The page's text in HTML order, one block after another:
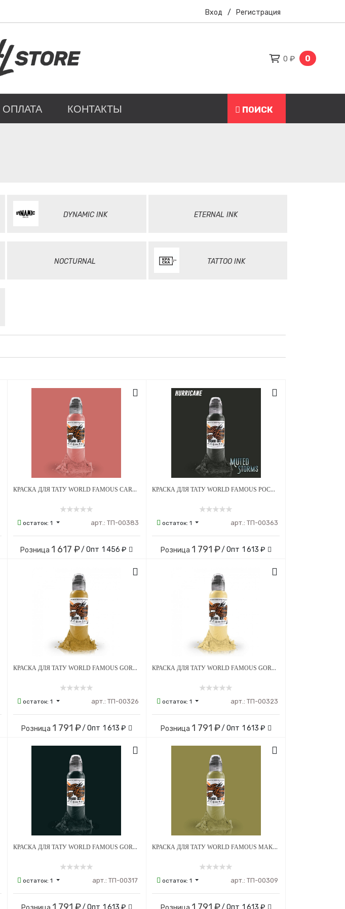
Вход / Регистрация
0 ₽ 0
ОПЛАТА КОНТАКТЫ ПОИСК
DYNAMIC INK ETERNAL INK
NOCTURNAL TATTOO INK
КРАСКА ДЛЯ ТАТУ WORLD FAMOUS CARNATION PINK
остаток:1 арт.: ТП-00383
Розница 1 617 ₽/ Опт 1 456 ₽
КРАСКА ДЛЯ ТАТУ WORLD FAMOUS POCH MUTED STORMS HURRICANE
остаток:1 арт.: ТП-00363
Розница 1 791 ₽/ Опт 1 613 ₽
КРАСКА ДЛЯ ТАТУ WORLD FAMOUS GORSKY'S GOLDEN MAPLE
остаток:1 арт.: ТП-00326
Розница 1 791 ₽/ Опт 1 613 ₽
КРАСКА ДЛЯ ТАТУ WORLD FAMOUS GORSKY'S EQUINOX
остаток:1 арт.: ТП-00323
Розница 1 791 ₽/ Опт 1 613 ₽
КРАСКА ДЛЯ ТАТУ WORLD FAMOUS GORSKY'S DARK BLIZZARD
остаток:1 арт.: ТП-00317
/ Опт 1 613 ₽
КРАСКА ДЛЯ ТАТУ WORLD FAMOUS MAKS KORNEV'S MUCUS
остаток:1 арт.: ТП-00309
/ Опт 1 613 ₽